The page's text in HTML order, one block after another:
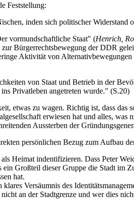
Feststellung:
inden sich politischer
vormundschaftliche Staat" (Henrich,
Bürgerrechtsbewegung der DDR
Aktivität von
von Staat und Betrieb in der
Privatleben angetreten wurde." (S.20)
etwas zu wagen. Richtig ist, dass
erwiesen hat und alles,
Aussterben der
persönlichen Bezug zum Aufbau
Heimat indentifizieren. Dass Peter
Großteil dieser Gruppe die Stadt im
hat.
Versäumnis des
an der Stadtgrenze und wer dies